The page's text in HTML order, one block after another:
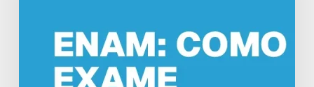
Nacional
Magistratura